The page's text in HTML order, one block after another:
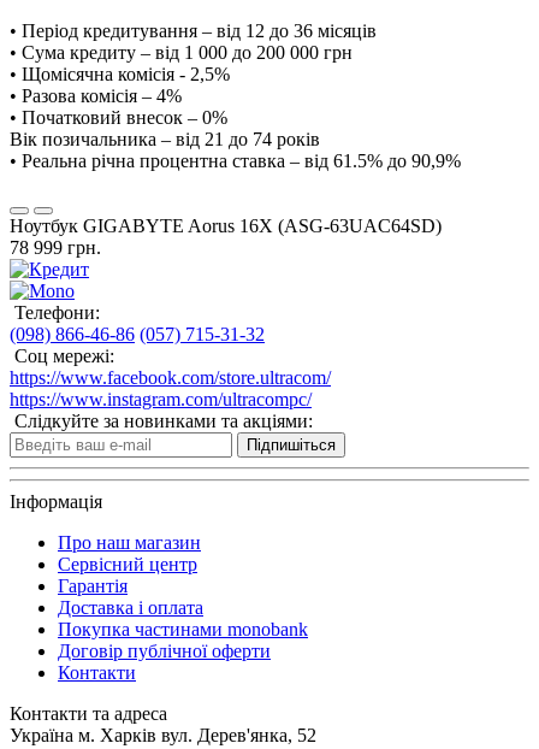
• Період кредитування – від 12 до 36 місяців
• Сума кредиту – від 1 000 до 200 000 грн
• Щомісячна комісія - 2,5%
• Разова комісія – 4%
• Початковий внесок – 0%
Вік позичальника – від 21 до 74 років
• Реальна річна процентна ставка – від 61.5% до 90,9%
Ноутбук GIGABYTE Aorus 16X (ASG-63UAC64SD)
78 999 грн.
Телефони:
(098) 866-46-86 (057) 715-31-32
Соц мережі:
https://www.facebook.com/store.ultracom/
https://www.instagram.com/ultracompc/
Слідкуйте за новинками та акціями:
Підпишіться
Інформація
Про наш магазин
Сервісний центр
Гарантія
Доставка і оплата
Покупка частинами monobank
Договір публічної оферти
Контакти
Контакти та адреса
Україна м. Харків вул. Дерев'янка, 52